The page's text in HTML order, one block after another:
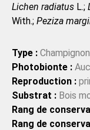
Lichen radiatus L.;
With.; Peziza
(Cooke &
Not.;Schmitzomia
Cooke &
Stictis carestiae
Not.) G.Winter;
carestiae (De Not.)
Type :
Photobionte :
Reproduction :
Substrat : Bois
Rang de
Rang de